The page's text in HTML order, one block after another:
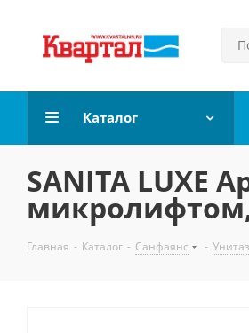
Каталог
SANITA LUXE
Главная - Каталог - Санфаянс -